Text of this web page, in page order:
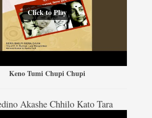
Click to Play
Keno Tumi Chupi Chupi
Akashe Chhilo Kato Tara